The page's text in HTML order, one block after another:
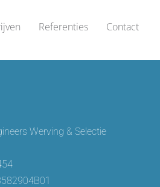
Referenties Contact
Werving & Selectie